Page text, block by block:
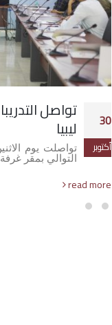
30
أكتوبر
تواصل
ليبيا
التوالي بمقر
read more